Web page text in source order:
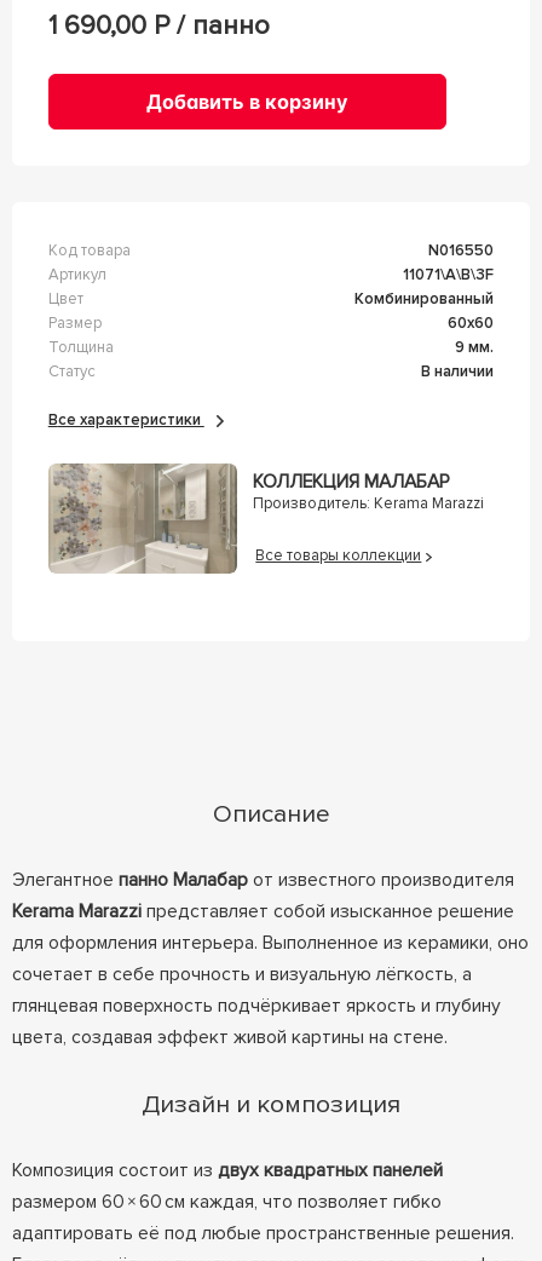
1 690,00 Р / панно
Добавить в корзину
Код товара
n016550
Артикул
11071\A\B\3F
Цвет
Комбинированный
Размер
60x60
Толщина
9 мм.
Статус
В наличии
Все характеристики
КОЛЛЕКЦИЯ МАЛАБАР
Производитель: Kerama Marazzi
Все товары коллекции
Описание
Элегантное панно Малабарот известного производителя
Kerama Marazziпредставляет собой изысканное решение
для оформления интерьера. Выполненное из керамики, оно
сочетает в себе прочность и визуальную лёгкость, а
глянцевая поверхность подчёркивает яркость и глубину
цвета, создавая эффект живой картины на стене.
Дизайн и композиция
Композиция состоит из двух квадратных панелей
размером 60 × 60 см каждая, что позволяет гибко
адаптировать её под любые пространственные решения.